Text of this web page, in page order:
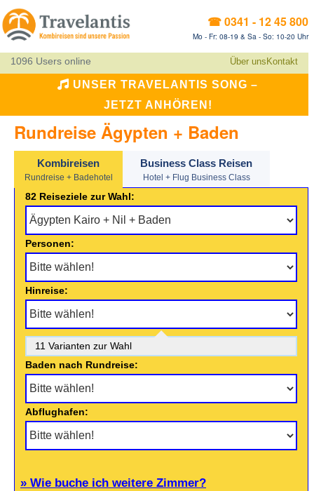
☎ 0341 - 12 45 800
Mo - Fr: 08-19 & Sa - So: 10-20 Uhr
1096 Users online Über uns Kontakt
UNSER TRAVELANTIS SONG –
JETZT ANHÖREN!
Rundreise Ägypten + Baden
Kombireisen
Rundreise + Badehotel
Business Class Reisen
Hotel + Flug Business Class
82 Reiseziele zur Wahl:
Personen:
Hinreise:
11 Varianten zur Wahl
Baden nach Rundreise:
Abflughafen:
» Wie buche ich weitere Zimmer?